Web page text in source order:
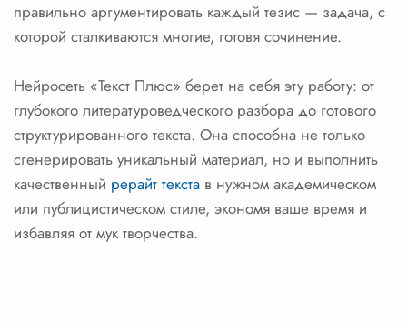
правильно аргументировать каждый тезис — задача, с
которой сталкиваются многие, готовя сочинение.
Нейросеть «Текст Плюс» берет на себя эту работу: от
глубокого литературоведческого разбора до готового
структурированного текста. Она способна не только
сгенерировать уникальный материал, но и выполнить
качественный рерайт текста в нужном академическом
или публицистическом стиле, экономя ваше время и
избавляя от мук творчества.